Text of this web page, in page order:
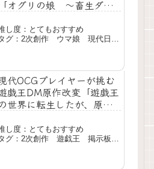
「オグリの娘 ～畜生ダー
し度：とてもおすすめ
グ：2次創作 ウマ娘 現代日
代OCGプレイヤーが挑む
戯王DM原作改変「遊戯王
世界に転生したが、原作
亡なんて冗談じゃない」
し度：とてもおすすめ
グ：2次創作 遊戯王 掲示板形